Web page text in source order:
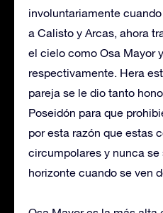
involuntariamente
a Calisto y Arcas, ahora
el cielo como Osa Mayor
respectivamente. Hera
pareja se le dio tanto
Poseidón para que
por esta razón que estas
circumpolares y nunca se
horizonte cuando se ven